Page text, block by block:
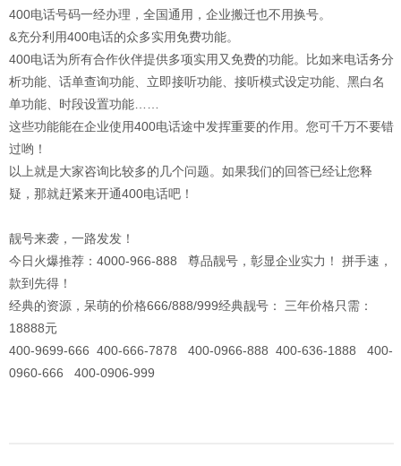
400电话号码一经办理，全国通用，企业搬迁也不用换号。
&充分利用400电话的众多实用免费功能。
400电话为所有合作伙伴提供多项实用又免费的功能。比如来电话务分
析功能、话单查询功能、立即接听功能、接听模式设定功能、黑白名
单功能、时段设置功能……
这些功能能在企业使用400电话途中发挥重要的作用。您可千万不要错
过哟！
以上就是大家咨询比较多的几个问题。如果我们的回答已经让您释
疑，那就赶紧来开通400电话吧！
靓号来袭，一路发发！
今日火爆推荐：4000-966-888 尊品靓号，彰显企业实力！ 拼手速，
款到先得！
经典的资源，呆萌的价格666/888/999经典靓号： 三年价格只需：
18888元
400-9699-666 400-666-7878 400-0966-888 400-636-1888 400-
0960-666 400-0906-999